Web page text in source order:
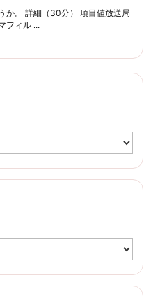
か。 詳細（30分） 項目値放送局
フィル ...